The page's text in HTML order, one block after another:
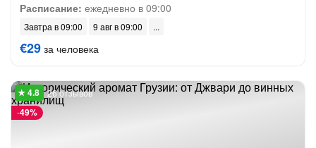
Расписание: ежедневно в 09:00
Завтра в 09:00 9 авг в 09:00
€29 за человека
-49%
26 отзывов